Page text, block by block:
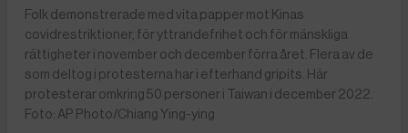
Folk demonstrerade med vita papper mot Kinas
covidrestriktioner, för yttrandefrihet och för mänskliga
rättigheter i november och december förra året. Flera av de
som deltog i protesterna har i efterhand gripits. Här
protesterar omkring 50 personer i Taiwan i december 2022.
Foto: AP Photo/Chiang Ying-ying